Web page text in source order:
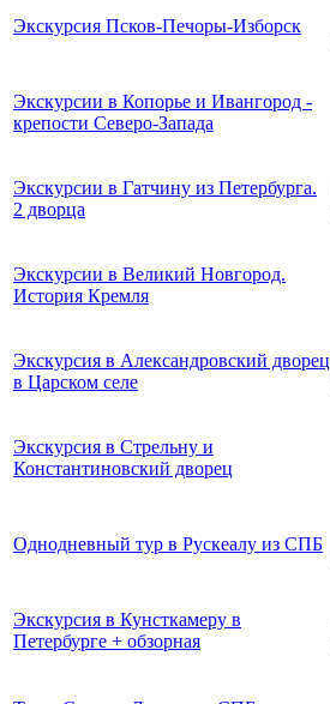
Экскурсия Псков‑Печоры-Изборск
Экскурсии в Копорье и Ивангород -
крепости Северо-Запада
Экскурсии в Гатчину из Петербурга.
2 дворца
Экскурсии в Великий Новгород.
История Кремля
Экскурсия в Александровский дворец
в Царском селе
Экскурсия в Стрельну и
Константиновский дворец
Однодневный тур в Рускеалу из СПБ
Экскурсия в Кунсткамеру в
Петербурге + обзорная